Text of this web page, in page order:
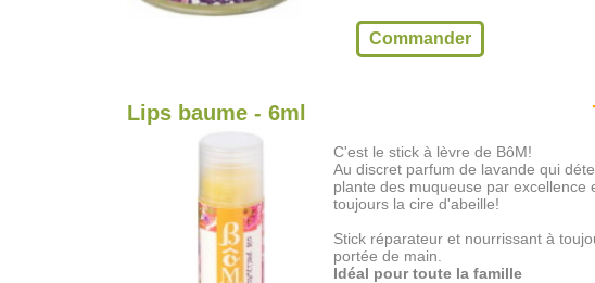
Commander
Lips baume - 6ml
C'est le stick à lèvre de BôM!
Au discret parfum de lavande qui
plante des muqueuse par excellence
toujours la cire d'abeille!
Stick réparateur et nourrissant à
portée de main.
Idéal pour toute la famille